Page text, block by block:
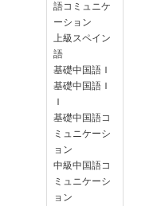
語コミュニケ
ーション
上級スペイン
語
基礎中国語Ｉ
基礎中国語Ｉ
Ｉ
基礎中国語コ
ミュニケーシ
ョン
中級中国語コ
ミュニケーシ
ョン